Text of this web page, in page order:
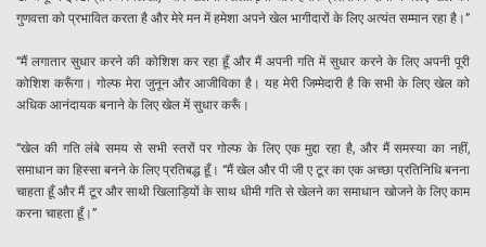
गुणवत्ता को प्रभावित करता है और मेरे मन में हमेशा अपने खेल भागीदारों के लिए अत्यंत सम्मान रहा है।”
“मैं लगातार सुधार करने की कोशिश कर रहा हूँ और मैं अपनी गति में सुधार करने के लिए अपनी पूरी
कोशिश करूँगा। गोल्फ मेरा जुनून और आजीविका है। यह मेरी जिम्मेदारी है कि सभी के लिए खेल को
अधिक आनंदायक बनाने के लिए खेल में सुधार करूँ।
“खेल की गति लंबे समय से सभी स्तरों पर गोल्फ के लिए एक मुद्दा रहा है, और मैं समस्या का नहीं,
समाधान का हिस्सा बनने के लिए प्रतिबद्ध हूँ। “मैं खेल और पी जी ए टूर का एक अच्छा प्रतिनिधि बनना
चाहता हूँ और मैं टूर और साथी खिलाड़ियों के साथ धीमी गति से खेलने का समाधान खोजने के लिए काम
करना चाहता हूँ।”